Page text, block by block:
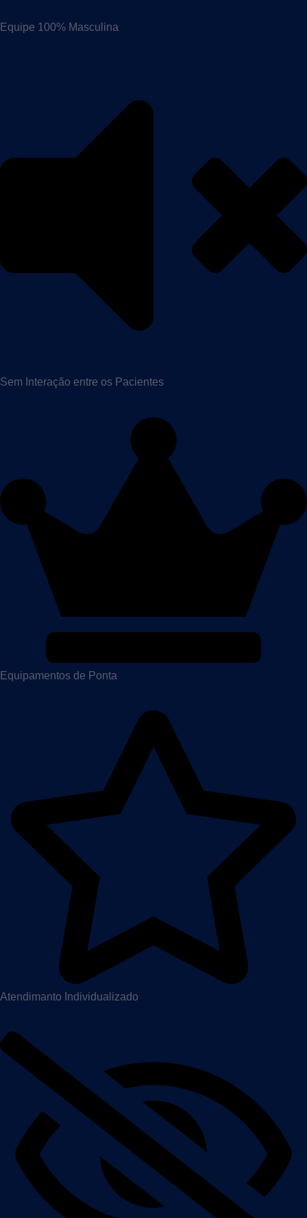
Equipe 100% Masculina
Sem Interação entre os Pacientes
Equipamentos de Ponta
Atendimanto Individualizado